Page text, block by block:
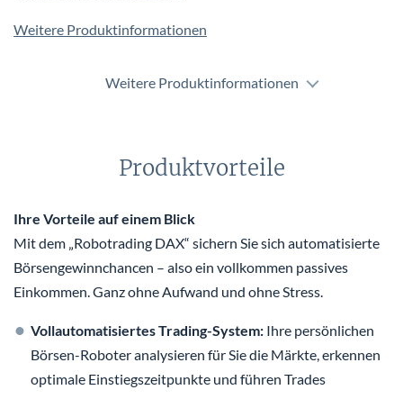
Weitere Produktinformationen
Weitere Produktinformationen
Produktvorteile
Ihre Vorteile auf einem Blick
Mit dem „Robotrading DAX“ sichern Sie sich automatisierte
Börsengewinnchancen – also ein vollkommen passives
Einkommen. Ganz ohne Aufwand und ohne Stress.
Vollautomatisiertes Trading-System: Ihre persönlichen
Börsen-Roboter analysieren für Sie die Märkte, erkennen
optimale Einstiegszeitpunkte und führen Trades